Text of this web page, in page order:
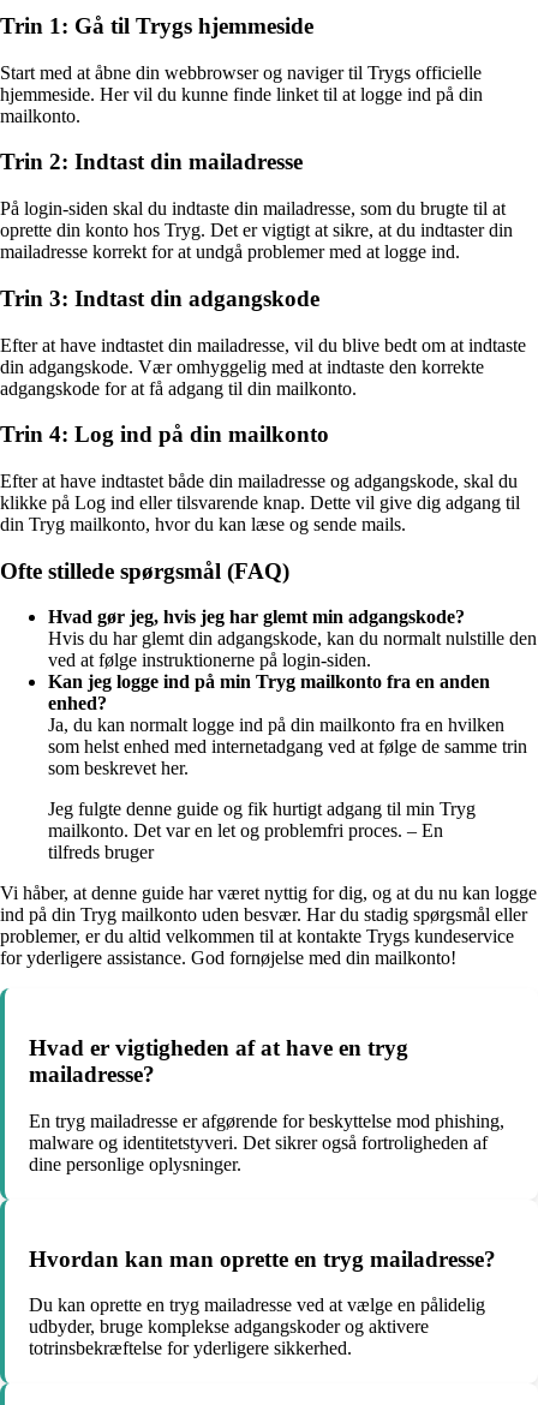
Trin 1: Gå til Trygs hjemmeside
Start med at åbne din webbrowser og naviger til Trygs officielle
hjemmeside. Her vil du kunne finde linket til at logge ind på din
mailkonto.
Trin 2: Indtast din mailadresse
På login-siden skal du indtaste din mailadresse, som du brugte til at
oprette din konto hos Tryg. Det er vigtigt at sikre, at du indtaster din
mailadresse korrekt for at undgå problemer med at logge ind.
Trin 3: Indtast din adgangskode
Efter at have indtastet din mailadresse, vil du blive bedt om at indtaste
din adgangskode. Vær omhyggelig med at indtaste den korrekte
adgangskode for at få adgang til din mailkonto.
Trin 4: Log ind på din mailkonto
Efter at have indtastet både din mailadresse og adgangskode, skal du
klikke på Log ind eller tilsvarende knap. Dette vil give dig adgang til
din Tryg mailkonto, hvor du kan læse og sende mails.
Ofte stillede spørgsmål (FAQ)
Hvad gør jeg, hvis jeg har glemt min adgangskode?
Hvis du har glemt din adgangskode, kan du normalt nulstille den
ved at følge instruktionerne på login-siden.
Kan jeg logge ind på min Tryg mailkonto fra en anden
enhed?
Ja, du kan normalt logge ind på din mailkonto fra en hvilken
som helst enhed med internetadgang ved at følge de samme trin
som beskrevet her.
Jeg fulgte denne guide og fik hurtigt adgang til min Tryg
mailkonto. Det var en let og problemfri proces. – En
tilfreds bruger
Vi håber, at denne guide har været nyttig for dig, og at du nu kan logge
ind på din Tryg mailkonto uden besvær. Har du stadig spørgsmål eller
problemer, er du altid velkommen til at kontakte Trygs kundeservice
for yderligere assistance. God fornøjelse med din mailkonto!
Hvad er vigtigheden af at have en tryg
mailadresse?
En tryg mailadresse er afgørende for beskyttelse mod phishing,
malware og identitetstyveri. Det sikrer også fortroligheden af
dine personlige oplysninger.
Hvordan kan man oprette en tryg mailadresse?
Du kan oprette en tryg mailadresse ved at vælge en pålidelig
udbyder, bruge komplekse adgangskoder og aktivere
totrinsbekræftelse for yderligere sikkerhed.